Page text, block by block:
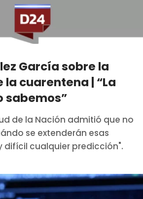
García sobre la
la cuarentena | “La
sabemos”
de la Nación admitió que no
se extenderán esas
difícil cualquier predicción".